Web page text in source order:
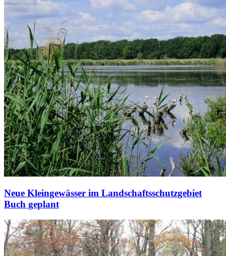
Neue Kleingewässer im Landschaftsschutzgebiet
Buch geplant